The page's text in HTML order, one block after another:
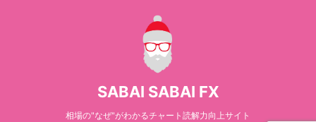
SABAI SABAI FX
相場の"なぜ"がわかるチャート読解力向上サイト